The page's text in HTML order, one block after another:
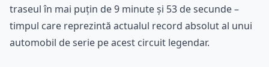
traseul în mai puțin de 9 minute și 53 de secunde –
timpul care reprezintă actualul record absolut al unui
automobil de serie pe acest circuit legendar.